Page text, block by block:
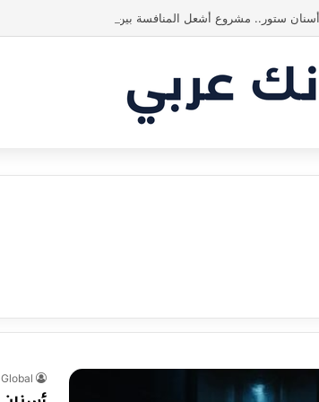
أسنان ستور.. مشروع أشعل المنافسة بين الشاركس! فمن سيحسم